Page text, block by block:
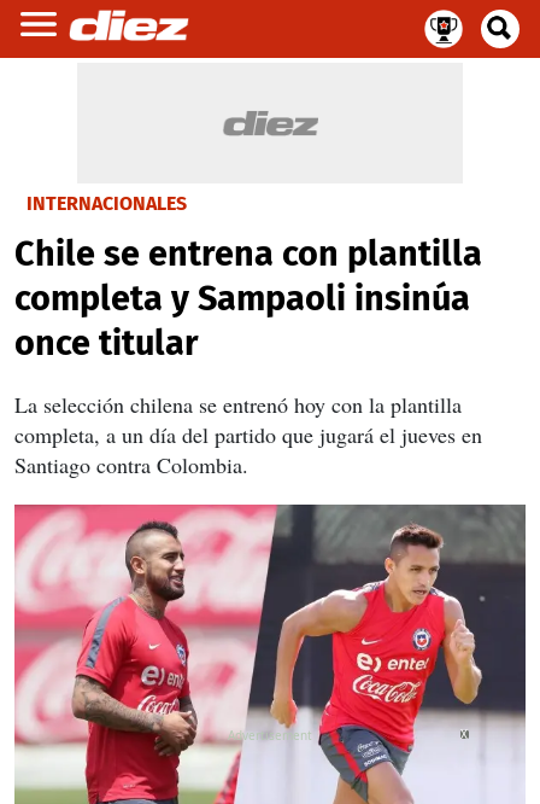
INTERNACIONALES
Chile se entrena con plantilla
completa y Sampaoli insinúa
once titular
La selección chilena se entrenó hoy con la plantilla
completa, a un día del partido que jugará el jueves en
Santiago contra Colombia.
X